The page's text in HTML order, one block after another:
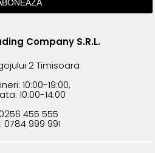
Company S.R.L.
2 Timisoara
10:00-19:00,
10:00-14:00
455 555
0784 999 991